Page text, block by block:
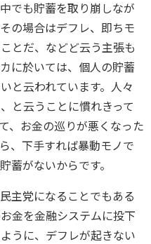
でも貯蓄を取り崩しなが
の場合はデフレ、即ちモ
とだ、などど云う主張も
に於いては、個人の貯蓄
と云われています。人々
と云うことに慣れきって
、お金の巡りが悪くなった
、下手すれば暴動モノで
蓄がないからです。
主党になることでもある
金を金融システムに投下
うに、デフレが起きない